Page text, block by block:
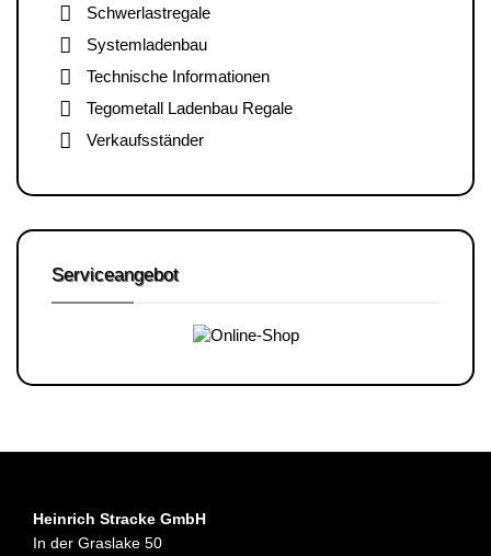
Schwerlastregale
Systemladenbau
Technische Informationen
Tegometall Ladenbau Regale
Verkaufsständer
Serviceangebot
Heinrich Stracke GmbH
In der Graslake 50